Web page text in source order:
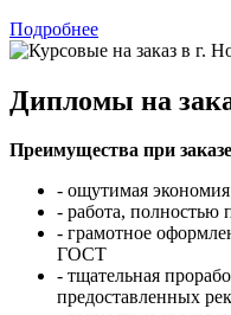
Подробнее
Дипломы на
Преимущества при
- ощутимая
- работа, полностью
- грамотное
ГОСТ
- тщательная
предоставленных